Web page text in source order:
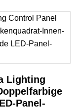
Lighting
Panel-